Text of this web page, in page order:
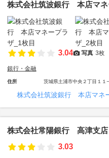
株式会社筑波銀行 本店マネ
3.04 写真 3枚
銀行・金融
住所 茨城県土浦市中央２丁目１１
株式会社筑波銀行 本店マネ
株式会社常陽銀行 高津支店
3.03